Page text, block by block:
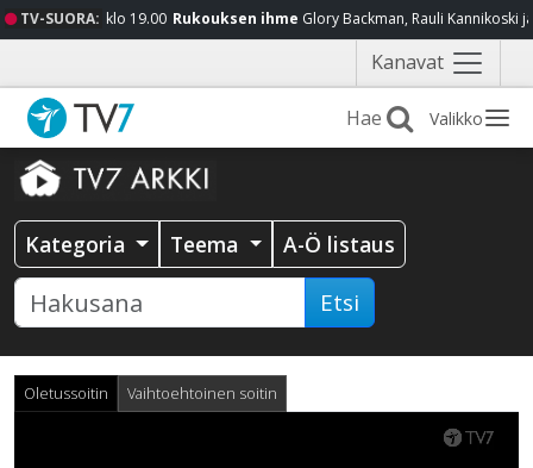
TV-SUORA: klo 19.00 Rukouksen ihme Glory Backman, Rauli Kannikoski
Kanavat Näytä
valikko
Valikko
Kategoria Teema A-Ö listaus
Etsi
Oletussoitin Vaihtoehtoinen soitin